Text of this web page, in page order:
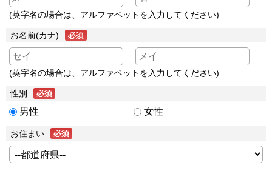
(英字名の場合は、アルファベットを入力してください)
お名前(カナ)
(英字名の場合は、アルファベットを入力してください)
性別
男性 女性
お住まい